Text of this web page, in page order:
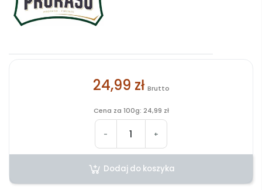
24,99 zł Brutto
Cena za 100g: 24,99 zł
- +
Dodaj do koszyka